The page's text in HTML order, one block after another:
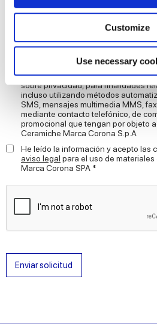
Collect information about
location which can be
Identify your device by
specific characteristics
Find out more about how your
and set your preferences in the
We use cookies to personalise
provide social media features
We also share information about
our social media, advertising and
may combine it with other
provided to them or that they’ve
of their services.
Customize
Use necessary
Autorizo el tratamiento de mis datos
a mi solicitud conforme la letra C) de
privacidad. *
AUTORIZO el tratamiento de mis
finalidades de marketing descritas
sobre privacidad, para finalidades
incluso utilizando métodos
SMS, mensajes multimedia MMS,
mediante contacto telefónico, de
promocional que tengan por objeto
Ceramiche Marca Corona S.p.A
He leído la información y acepto las
aviso legal para el uso de
Marca Corona SPA *
Enviar solicitud